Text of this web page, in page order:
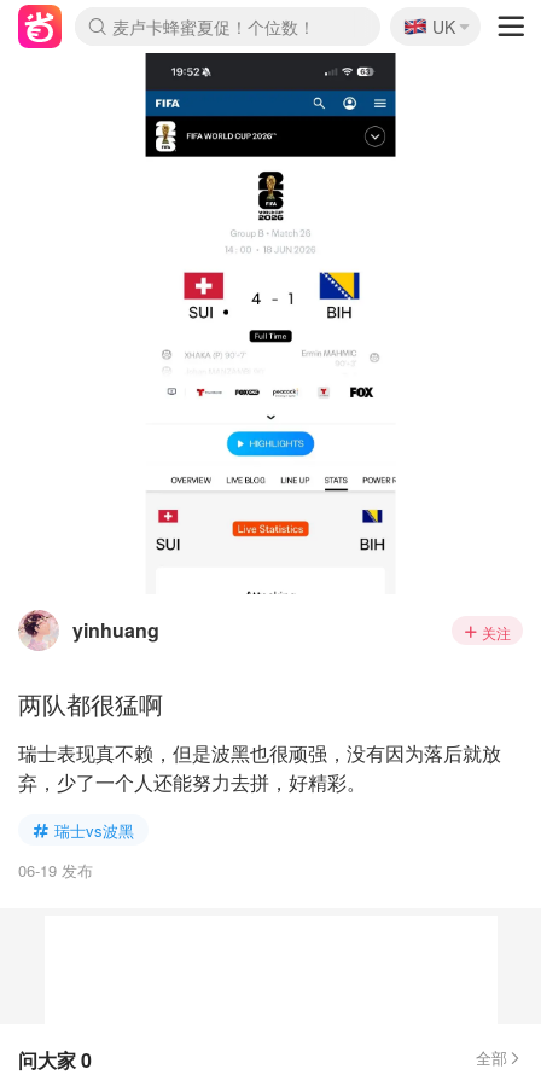
麦卢卡蜂蜜夏促！个位数！
Prada/Miu 4.8折！
啥？必胜客披萨5折！
🇬🇧
UK
yinhuang 关注
两队都很猛啊
瑞士表现真不赖，但是波黑也很顽强，没有因为落后就放
弃，少了一个人还能努力去拼，好精彩。
瑞士vs波黑
06-19 发布
问大家0 全部